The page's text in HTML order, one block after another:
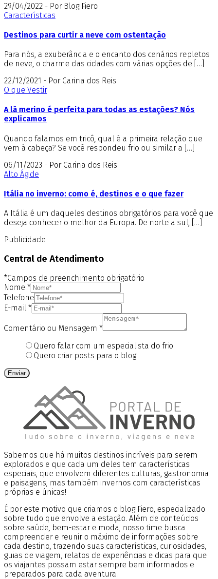
29/04/2022 - Por Blog Fiero
Características
Destinos para curtir a neve com ostentação
Para nós, a exuberância e o encanto dos cenários repletos
de neve, o charme das cidades com várias opções de […]
22/12/2021 - Por Carina dos Reis
O que Vestir
A lã merino é perfeita para todas as estações? Nós
explicamos
Quando falamos em tricô, qual é a primeira relação que
vem à cabeça? Se você respondeu frio ou similar a […]
06/11/2023 - Por Carina dos Reis
Alto Ágide
Itália no inverno: como é, destinos e o que fazer
A Itália é um daqueles destinos obrigatórios para você que
deseja conhecer o melhor da Europa. De norte a sul, […]
Publicidade
Central de Atendimento
*Campos de preenchimento obrigatório
Nome *
Telefone
E-mail *
Comentário ou Mensagem *
Quero falar com um especialista do frio
Quero criar posts para o blog
Enviar
Sabemos que há muitos destinos incríveis para serem
explorados e que cada um deles tem características
especiais, que envolvem diferentes culturas, gastronomia
e paisagens, mas também invernos com características
próprias e únicas!
É por este motivo que criamos o blog Fiero, especializado
sobre tudo que envolve a estação. Além de conteúdos
sobre saúde, bem-estar e moda, nosso time busca
compreender e reunir o máximo de informações sobre
cada destino, trazendo suas características, curiosidades,
guias de viagem, relatos de experiências e dicas para que
os viajantes possam estar sempre bem informados e
preparados para cada aventura.